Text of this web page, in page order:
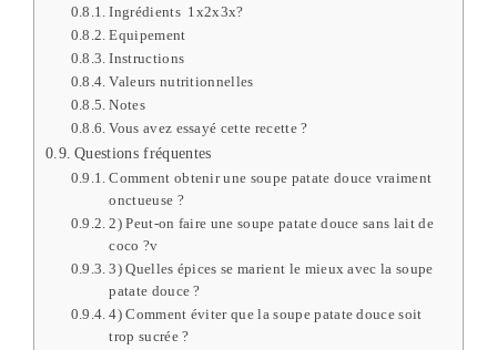
Ingrédients 1x2x3x?
Equipement
Instructions
Valeurs nutritionnelles
Notes
Vous avez essayé cette recette ?
Questions fréquentes
Comment obtenir une soupe patate douce vraiment
onctueuse ?
2) Peut-on faire une soupe patate douce sans lait de
coco ?v
3) Quelles épices se marient le mieux avec la soupe
patate douce ?
4) Comment éviter que la soupe patate douce soit
trop sucrée ?